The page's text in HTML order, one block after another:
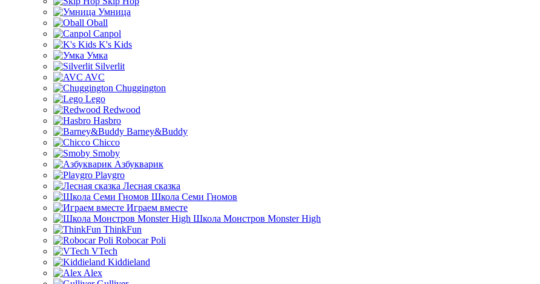
Умница
Oball
Canpol
K's Kids
Умка
Silverlit
AVC
Chuggington
Lego
Redwood
Hasbro
Barney&Buddy
Chicco
Smoby
Азбукварик
Playgro
Лесная сказка
Школа Семи Гномов
Играем вместе
Школа Монстров Monster High
ThinkFun
Robocar Poli
VTech
Kiddieland
Alex